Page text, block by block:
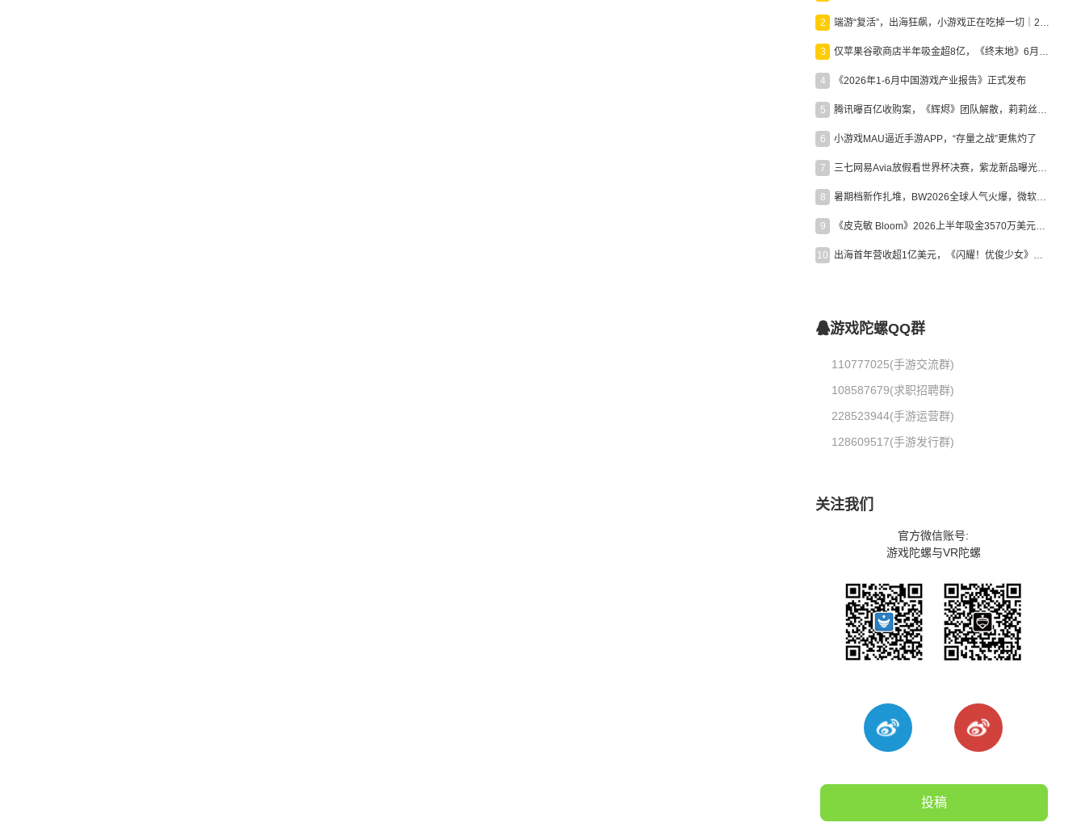
2 端游“复活”，出海狂飙，小游戏正在吃掉一切｜2026上半年产业报告
3 仅苹果谷歌商店半年吸金超8亿，《终末地》6月份收入显著回暖
4 《2026年1-6月中国游戏产业报告》正式发布
5 腾讯曝百亿收购案，《辉烬》团队解散，莉莉丝新作曝光｜陀螺周报
6 小游戏MAU逼近手游APP，“存量之战”更焦灼了
7 三七网易Avia放假看世界杯决赛，紫龙新品曝光，米哈游新作上线 | 陀螺周报
8 暑期档新作扎堆，BW2026全球人气火爆，微软XBOX大裁员|陀螺周报
9 《皮克敏 Bloom》2026上半年吸金3570万美元，中国台湾成最大市场
10 出海首年营收超1亿美元，《闪耀！优俊少女》美国市场占比达七成
游戏陀螺QQ群
110777025(手游交流群)
108587679(求职招聘群)
228523944(手游运营群)
128609517(手游发行群)
关注我们
官方微信账号:
游戏陀螺与VR陀螺
投稿